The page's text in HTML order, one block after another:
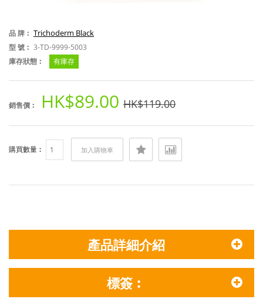
品 牌︰ Trichoderm Black
型 號︰ 3-TD-9999-5003
庫存狀態︰
有庫存
銷售價︰ HK$89.00 HK$119.00
購買數量︰ 加入購物車
產品詳細介紹
標簽︰